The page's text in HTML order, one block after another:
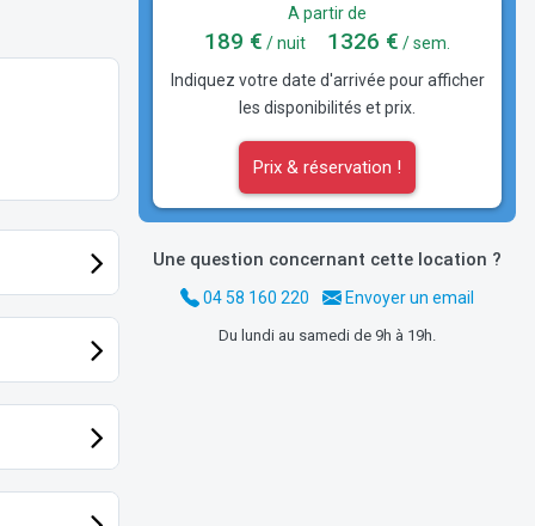
A partir de
189 € / nuit 1326 € / sem.
Indiquez votre date d'arrivée pour afficher
les disponibilités et prix.
Prix & réservation !
Une question concernant cette location ?
04 58 160 220 Envoyer un email
Du lundi au samedi de 9h à 19h.